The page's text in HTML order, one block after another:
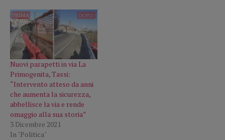
Nuovi parapetti in via La
Primogenita, Tassi:
“Intervento atteso da anni
che aumenta la sicurezza,
abbellisce la via e rende
omaggio alla sua storia”
3 Dicembre 2021
In "Politica"